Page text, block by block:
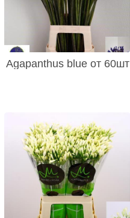
Agapanthus blue от 60шт